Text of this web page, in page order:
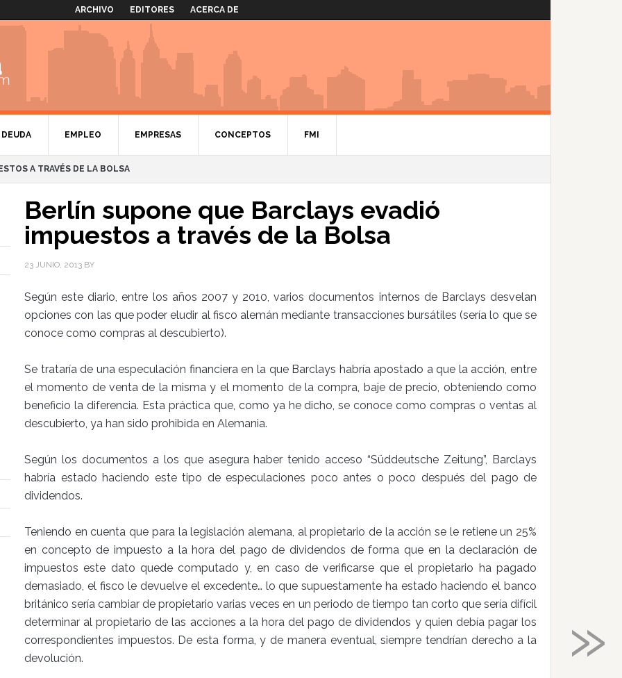
ARCHIVO EDITORES ACERCA DE
DEUDA EMPLEO EMPRESAS CONCEPTOS FMI
A TRAVÉS DE LA BOLSA
Berlín supone que Barclays evadió
impuestos a través de la Bolsa
23 JUNIO, 2013 BY
Según este diario, entre los años 2007 y 2010, varios documentos internos de Barclays desvelan
opciones con las que poder eludir al fisco alemán mediante transacciones bursátiles (sería lo que se
conoce como compras al descubierto).
Se trataría de una especulación financiera en la que Barclays habría apostado a que la acción, entre
el momento de venta de la misma y el momento de la compra, baje de precio, obteniendo como
beneficio la diferencia. Esta práctica que, como ya he dicho, se conoce como compras o ventas al
descubierto, ya han sido prohibida en Alemania.
Según los documentos a los que asegura haber tenido acceso “Süddeutsche Zeitung”, Barclays
habría estado haciendo este tipo de especulaciones poco antes o poco después del pago de
dividendos.
Teniendo en cuenta que para la legislación alemana, al propietario de la acción se le retiene un 25%
en concepto de impuesto a la hora del pago de dividendos de forma que en la declaración de
impuestos este dato quede computado y, en caso de verificarse que el propietario ha pagado
demasiado, el fisco le devuelve el excedente… lo que supuestamente ha estado haciendo el banco
británico sería cambiar de propietario varias veces en un periodo de tiempo tan corto que sería difícil
determinar al propietario de las acciones a la hora del pago de dividendos y quien debía pagar los
correspondientes impuestos. De esta forma, y de manera eventual, siempre tendrían derecho a la
devolución.
»